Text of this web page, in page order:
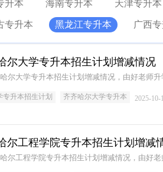
升本 海南专升本 天津专升本
专升本 黑龙江专升本 广西
尔大学专升本招生计划增减情况
尔大学专升本招生计划增减情况，由好老师升
专升本招生计划 齐齐哈尔大学专升本 2025-10-
尔工程学院专升本招生计划增减
尔工程学院专升本招生计划增减情况，由好老